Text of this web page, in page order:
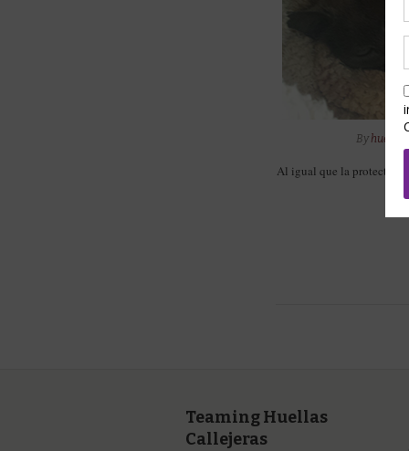
By
Al igual que la protectora
Teaming Huellas
Callejeras